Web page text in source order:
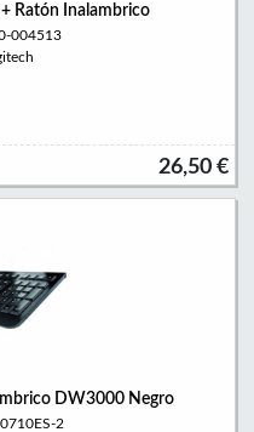
Ratón Inalambrico
004513
26,50 €
DW3000 Negro
2